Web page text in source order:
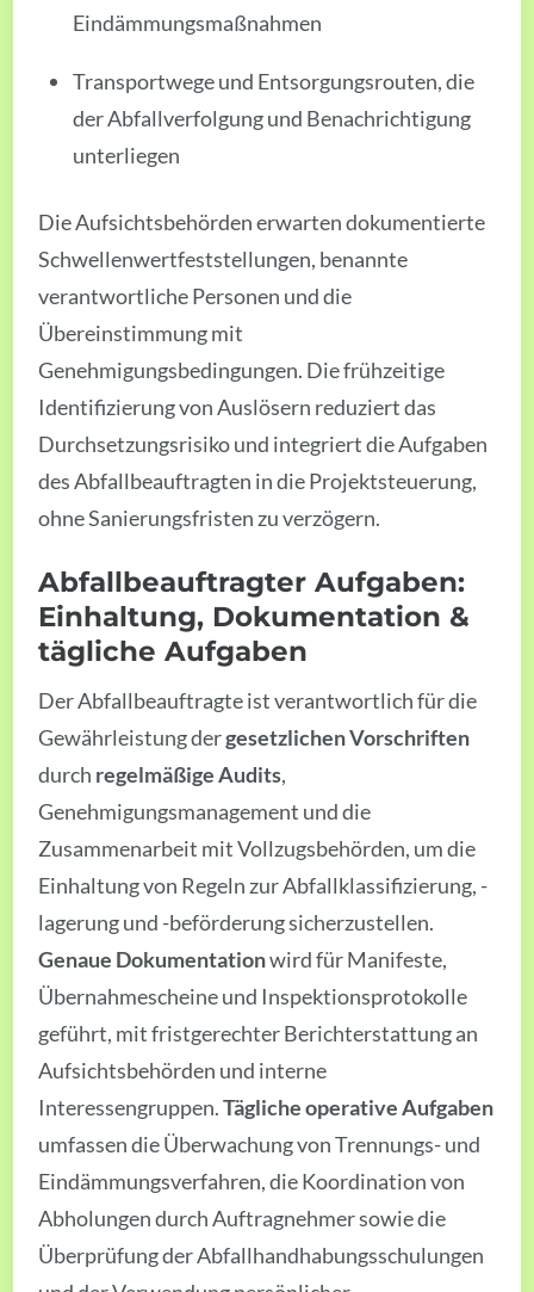
Eindämmungsmaßnahmen
Transportwege und Entsorgungsrouten, die
der Abfallverfolgung und Benachrichtigung
unterliegen
Die Aufsichtsbehörden erwarten dokumentierte
Schwellenwertfeststellungen, benannte
verantwortliche Personen und die
Übereinstimmung mit
Genehmigungsbedingungen. Die frühzeitige
Identifizierung von Auslösern reduziert das
Durchsetzungsrisiko und integriert die Aufgaben
des Abfallbeauftragten in die Projektsteuerung,
ohne Sanierungsfristen zu verzögern.
Abfallbeauftragter Aufgaben:
Einhaltung, Dokumentation &
tägliche Aufgaben
Der Abfallbeauftragte ist verantwortlich für die
Gewährleistung dergesetzlichen Vorschriften
durch regelmäßige Audits,
Genehmigungsmanagement und die
Zusammenarbeit mit Vollzugsbehörden, um die
Einhaltung von Regeln zur Abfallklassifizierung, -
lagerung und -beförderung sicherzustellen.
Genaue Dokumentationwird für Manifeste,
Übernahmescheine und Inspektionsprotokolle
geführt, mit fristgerechter Berichterstattung an
Aufsichtsbehörden und interne
Interessengruppen.Tägliche operative Aufgaben
umfassen die Überwachung von Trennungs- und
Eindämmungsverfahren, die Koordination von
Abholungen durch Auftragnehmer sowie die
Überprüfung der Abfallhandhabungsschulungen